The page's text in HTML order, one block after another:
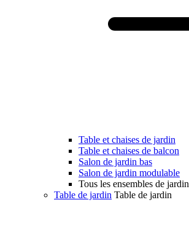
Table et chaises de jardin
Table et chaises de balcon
Salon de jardin bas
Salon de jardin modulable
Tous les ensembles de jardin
Table de jardin Table de jardin